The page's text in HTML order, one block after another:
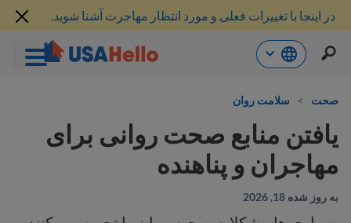
در اینجا با تغییرات فعلی و مورد انتظار مهاجرت آشنا شوید.
صحت > سلامت روان
یافتن منابع صحت روانی برای
مهاجران و پناهنده
به روز شده 18, 2026